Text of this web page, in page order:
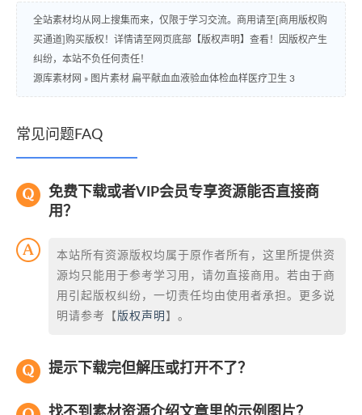
全站素材均从网上搜集而来，仅限于学习交流。商用请至[商用版权购
买通道]购买版权！详情请至网页底部【版权声明】查看！因版权产生
纠纷，本站不负任何责任！
源库素材网 » 图片素材 扁平献血血液验血体检血样医疗卫生 3
常见问题FAQ
免费下载或者VIP会员专享资源能否直接商
用？
本站所有资源版权均属于原作者所有，这里所提供资
源均只能用于参考学习用，请勿直接商用。若由于商
用引起版权纠纷，一切责任均由使用者承担。更多说
明请参考【 版权声明 】。
提示下载完但解压或打开不了？